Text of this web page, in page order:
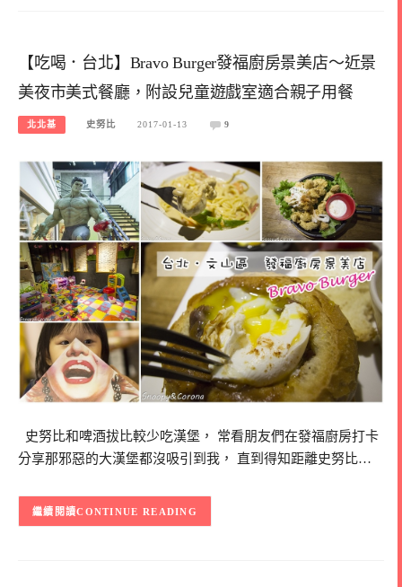
【吃喝．台北】Bravo Burger發福廚房景美店～近景
美夜市美式餐廳，附設兒童遊戲室適合親子用餐
北北基 史努比 2017-01-13 9
史努比和啤酒拔比較少吃漢堡， 常看朋友們在發福廚房打卡
分享那邪惡的大漢堡都沒吸引到我， 直到得知距離史努比…
CONTINUE READING